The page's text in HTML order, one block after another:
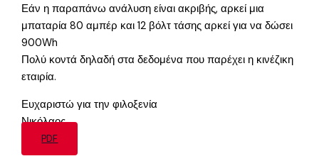
Εάν η παραπάνω ανάλυση είναι ακριβής, αρκεί μια
μπαταρία 80 αμπέρ και 12 βόλτ τάσης αρκεί για να δώσει
900Wh
Πολύ κοντά δηλαδή στα δεδομένα που παρέχει η κινέζικη
εταιρία.
Ευχαριστώ για την φιλοξενία
Νικόλαος
PDF